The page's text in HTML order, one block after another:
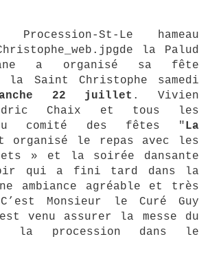
Le hameau
de la Palud
a organisé sa fête
la Saint Christophe samedi
22 juillet . Vivien
Chaix et tous les
comité des fêtes "La
organisé le repas avec les
» et la soirée dansante
qui a fini tard dans la
ambiance agréable et très
Monsieur le Curé Guy
venu assurer la messe du
la procession dans le